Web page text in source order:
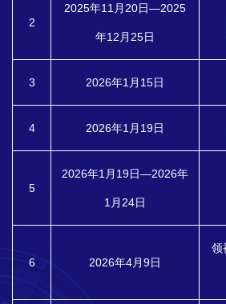
2
2025年11月20日—2025
年12月25日
3 2026年1月15日
4 2026年1月19日
5
2026年1月19日—2026年
1月24日
6 2026年4月9日
领